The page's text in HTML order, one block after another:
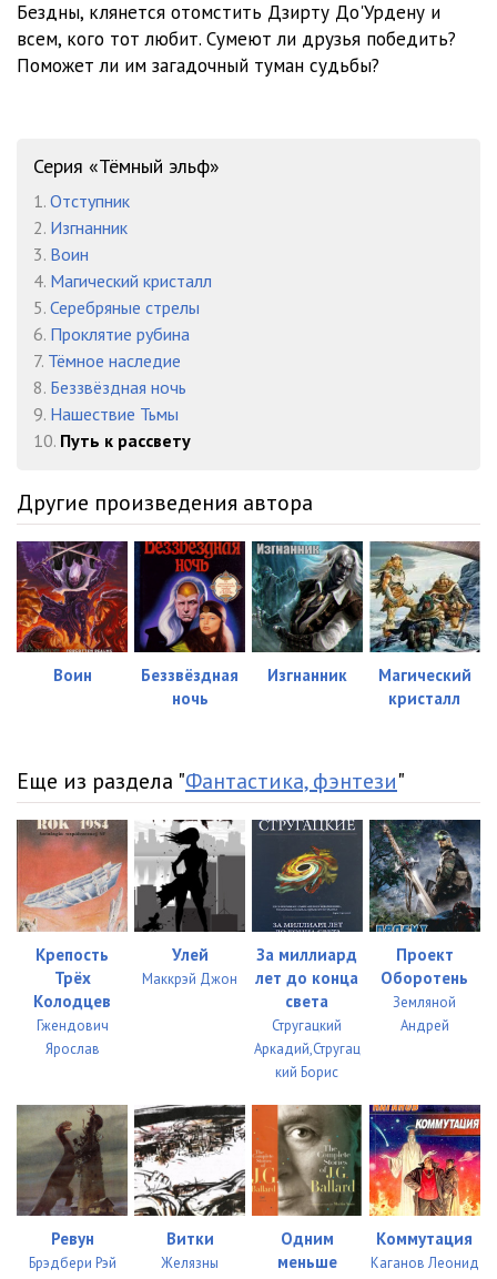
016 11:07
017
020
021
022
023
024_Часть пятая_Глава 24
025
027
028 27:58
Бездны, клянется отомстить Дзирту До'Урдену и
всем, кого тот любит. Сумеют ли друзья победить?
Поможет ли им загадочный туман судьбы?
Серия «Тёмный эльф»
1. Отступник
2. Изгнанник
3. Воин
4. Магический кристалл
5. Серебряные стрелы
6. Проклятие рубина
7. Тёмное наследие
8. Беззвёздная ночь
9. Нашествие Тьмы
10. Путь к рассвету
Другие произведения автора
Воин
Беззвёздная
ночь
Изгнанник
Магический
кристалл
Еще из раздела "Фантастика, фэнтези"
Крепость
Трёх
Колодцев
Гжендович
Ярослав
Улей
Маккрэй Джон
За миллиард
лет до конца
света
Стругацкий
Аркадий,Стругац
кий Борис
Проект
Оборотень
Земляной
Андрей
Ревун
Брэдбери Рэй
Витки
Желязны
Одним
меньше
Коммутация
Каганов Леонид